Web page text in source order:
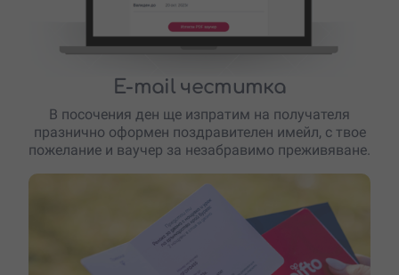
E-mail честитка
В посочения ден ще изпратим на получателя
празнично оформен поздравителен имейл, с твое
пожелание и ваучер за незабравимо преживяване.